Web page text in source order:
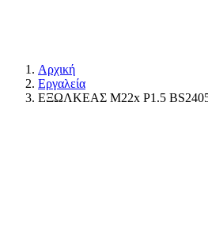
Αρχική
Εργαλεία
ΕΞΩΛΚΕΑΣ Μ22x P1.5